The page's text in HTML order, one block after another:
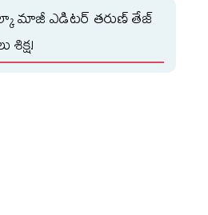
మాజీ ఎడిటర్ తరుణ్ తేజ్
శిక్ష!